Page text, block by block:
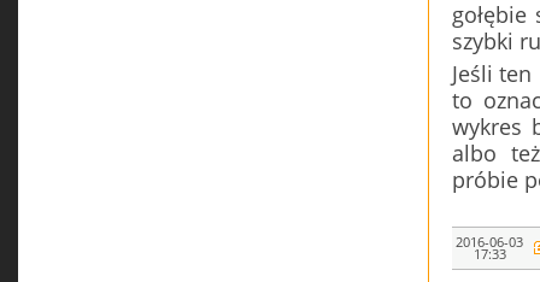
szybki
Jeśli
to
wykres
albo
próbie
2016-06-03
17:33